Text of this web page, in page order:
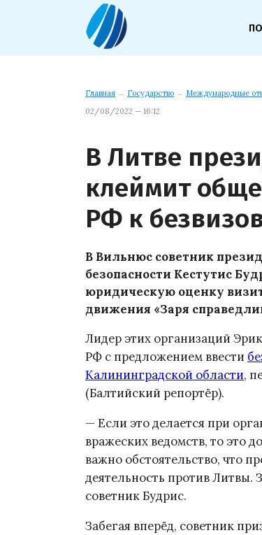
Главная → Государство → Международные
02/08/2022 — 16:12
В Литве
клеймит
РФ к
В Вильнюс советник
безопасности Кестутис
юридическую оценку
движения «Заря
Лидер этих организаций
РФ с предложением ввести
Калининградской области,
(Балтийский репортёр).
— Если это делается при
вражеских ведомств, то это
важно обстоятельство, что
деятельность против Литвы.
советник Будрис.
Забегая вперёд, советник